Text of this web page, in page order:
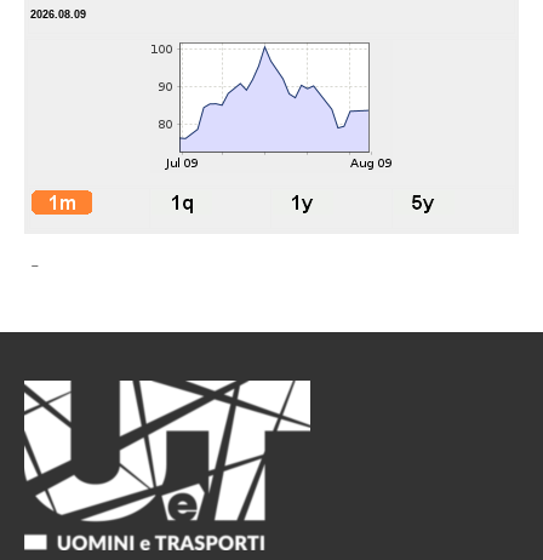
2026.08.09
-